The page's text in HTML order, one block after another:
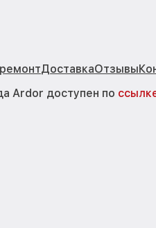
ДоставкаОтзывы
Ardor доступен по